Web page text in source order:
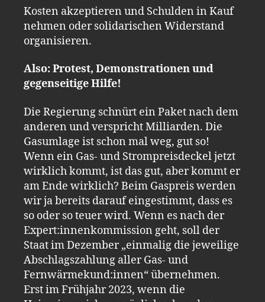
Kosten akzeptieren und Schulden in Kauf
nehmen oder solidarischen Widerstand
organisieren.
Also: Protest, Demonstrationen und
gegenseitige Hilfe!
Die Regierung schnürt ein Paket nach dem
anderen und verspricht Milliarden. Die
Gasumlage ist schon mal weg, gut so!
Wenn ein Gas- und Strompreisdeckel jetzt
wirklich kommt, ist das gut, aber kommt er
am Ende wirklich? Beim Gaspreis werden
wir ja bereits darauf eingestimmt, dass es
so oder so teuer wird. Wenn es nach der
Expert:innenkommission geht, soll der
Staat im Dezember „einmalig die jeweilige
Abschlagszahlung aller Gas- und
Fernwärmekund:innen“ übernehmen.
Erst im Frühjahr 2023, wenn die